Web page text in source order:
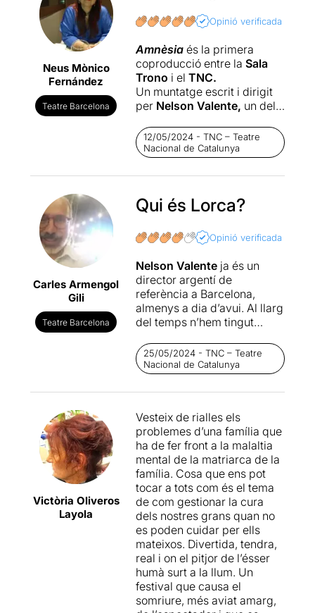
Neus Mònico
Fernández
Teatre Barcelona
Opinió verificada
Amnèsiaés la primera
coproducció entre la Sala
Trono i el TNC.
Un muntatge escrit i dirigit
per Nelson Valente, un dels
estimat a casa nostra.
El loco y la camisa,
El declive, Sólo llame para
decirte que te amo, Els
diamantsón algunes de les
programat a Barcelona.
Totes han rebut molt bona
crítica (premsa i públic).
La versió al català
d'Amnèsiala signa en
Negrié,un dels sis intèrprets
que hi surt a l'obra. De fet,
no és la primera vegada
queNegriétradueix un text
deValente; ho va fer amb
l'obraEls gossosque vam
El tàndem
Nelson Valente(direcció) i
Joan Negrié(traducció)
funciona a la perfecció.
Pel que fa a la interpretació,
la tria és del tot encertada.
Quin gran equip!Mercè
Aránega, Màrcia Cisteró,
Míriam Iscla, Joan Negrié,
Victòria PagèsiBiel
Rossell. Brutals! No puc dir
que aquesta o aquell ho fa
millor que aquest o aquella.
Tots, absolutament tots, són
12/05/2024 - TNC – Teatre
Nacional de Catalunya
Carles Armengol
Gili
Teatre Barcelona
Qui és Lorca?
Opinió verificada
Nelson Valenteja és un
director argentí de
referència a Barcelona,
almenys a dia d’avui. Al llarg
del temps n’hem tingut
Tolcachir, etc.) però ara li
toca a ell defensar l’herència
argentina del teatre petit,
sobre conflictes familiars,
d’allà (El loco y la camisa
declive,Silvia) però de tant
en tant amb alguns d’aquí
(Els gossos) i fins i tot
dirigint textos que no li són
propis (Pols de diamant,Els
rapinyaires). I ara li ha tocat
el torn d’estrenar alTNC ,
apostant pels temes que
més bé se li donen i posant
la memòria –o la manca
d’ella- com a motor
essencial d’un text
costumista, a camí entre la
25/05/2024 - TNC – Teatre
Nacional de Catalunya
Victòria Oliveros
Layola
Vesteix de rialles els
problemes d’una família que
ha de fer front a la malaltia
mental de la matriarca de la
família. Cosa que ens pot
tocar a tots com és el tema
de com gestionar la cura
dels nostres grans quan no
es poden cuidar per ells
mateixos. Divertida, tendra,
real i on el pitjor de l’ésser
humà surt a la llum. Un
festival que causa el
somriure, més aviat amarg,